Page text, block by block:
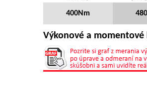
400Nm
Výkonové a